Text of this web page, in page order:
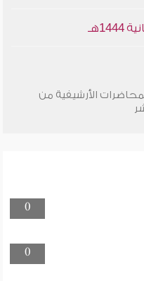
الأرشيفية من
0
0